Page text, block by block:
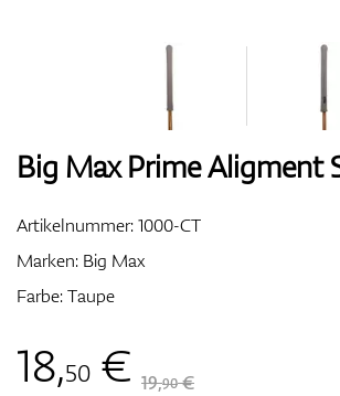
Big Max Prime Aligment
Artikelnummer:1000-CT
Marken: Big Max
Farbe: Taupe
18,50 € 19,90€